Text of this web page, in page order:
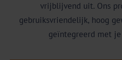
vrijblijvend uit. Ons
gebruiksvriendelijk, hoog
geïntegreerd met